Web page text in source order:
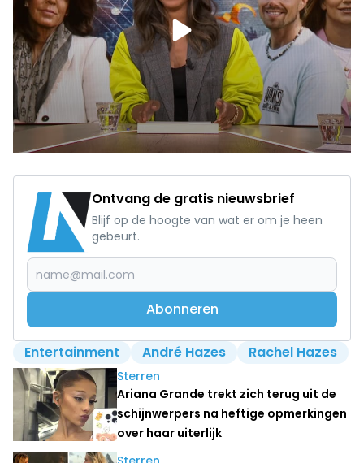
Ontvang de gratis nieuwsbrief
Blijf op de hoogte van wat er om je heen
gebeurt.
Abonneren
Entertainment André Hazes Rachel Hazes
Lees ook
Sterren
Ariana Grande trekt zich terug uit de
schijnwerpers na heftige opmerkingen
over haar uiterlijk